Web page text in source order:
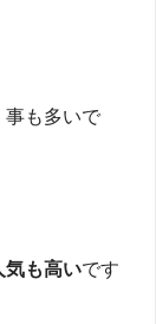
事も多いで
気も高いです